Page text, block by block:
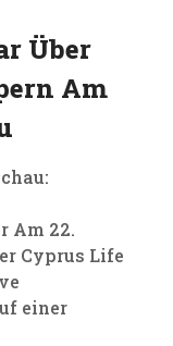
Aug, 2026
Über
Am
Am 22.
Cyprus Life
einer